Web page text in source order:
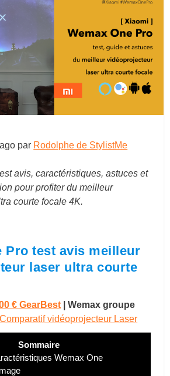
par Rodolphe de StylistMe
avis, caractéristiques, astuces et
pour profiter du meilleur
courte focale 4K.
Pro test avis meilleur
laser ultra courte
€ GearBest
Wemax groupe
Comparatif vidéoprojecteur Laser
Sommaire
Wemax One